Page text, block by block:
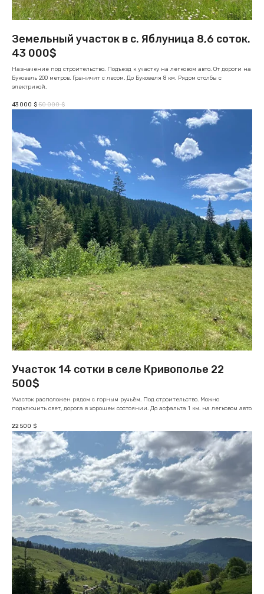
Земельный участок в с. Яблуница 8,6 соток.
43 000$
Назначение под строительство. Подъезд к участку на легковом авто. От дороги на
Буковель 200 метров. Граничит с лесом. До Буковеля 8 км. Рядом столбы с
электрикой.
43 000 $ 50 000 $
Участок 14 сотки в селе Кривополье 22
500$
Участок расположен рядом с горным ручьём. Под строительство. Можно
подключить свет, дорога в хорошем состоянии. До асфальта 1 км. на легковом авто
22 500 $